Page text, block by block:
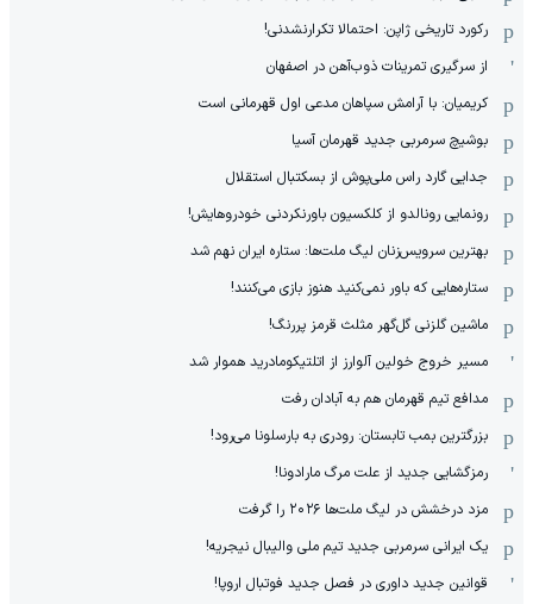
رکورد تاریخی ژاپن: احتمالا تکرارنشدنی!
از سرگیری تمرینات ذوب‌آهن در اصفهان
کریمیان: با آرامش سپاهان مدعی اول قهرمانی است
بوشیچ سرمربی جدید قهرمان آسیا
جدایی گارد راس ملی‌پوش از بسکتبال استقلال
رونمایی رونالدو از کلکسیون باورنکردنی خودروهایش!
بهترین سرویس‌زنان لیگ ملت‌ها: ستاره ایران نهم شد
ستاره‌هایی که باور نمی‌کنید هنوز بازی می‌کنند!
ماشین گلزنی گل‌گهر مثلث قرمز پررنگ!
مسیر خروج خولین آلوارز از اتلتیکومادرید هموار شد
مدافع تیم قهرمان هم به آبادان رفت
بزرگترین بمب تابستان: رودری به بارسلونا می‌رود!
رمزگشایی جدید از علت مرگ مارادونا!
مزد درخشش در لیگ ملت‌ها ٢٠٢۶ را گرفت
یک ایرانی سرمربی جدید تیم ملی والیبال نیجریه!
قوانین جدید داوری در فصل جدید فوتبال اروپا!